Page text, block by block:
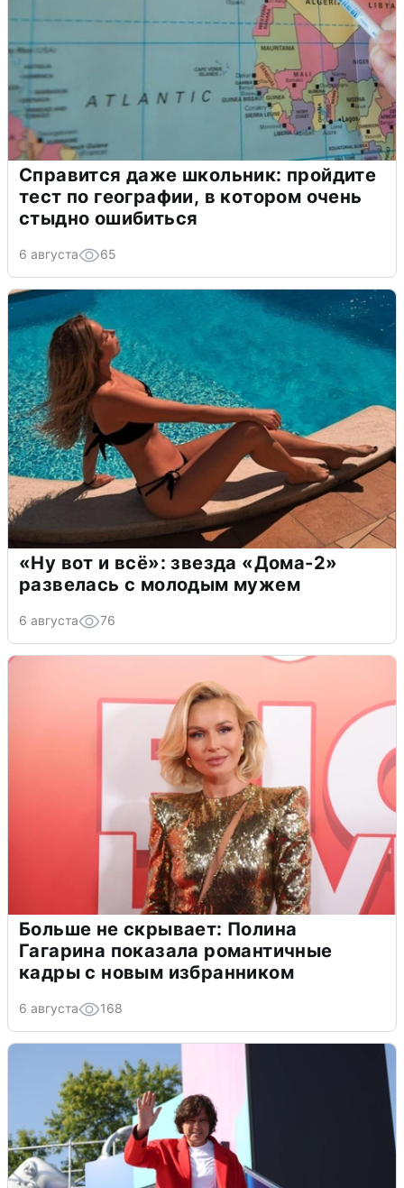
Справится даже школьник: пройдите
тест по географии, в котором очень
стыдно ошибиться
6 августа 65
«Ну вот и всё»: звезда «Дома-2»
развелась с молодым мужем
6 августа 76
Больше не скрывает: Полина
Гагарина показала романтичные
кадры с новым избранником
6 августа 168